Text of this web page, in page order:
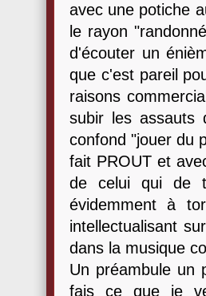
avec une potiche
le rayon
d'écouter un
que c'est pareil
raisons
subir les assauts
confond "jouer du
fait PROUT et
de celui qui de
évidemment à
intellectualisant
dans la musique
Un préambule un
fais ce que je